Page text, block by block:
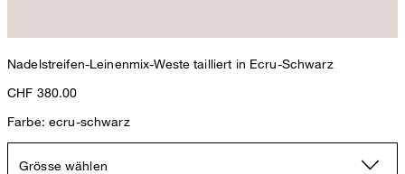
Nadelstreifen-Leinenmix-Weste tailliert in Ecru-Schwarz
CHF 380.00
Farbe: ecru-schwarz
Grösse wählen